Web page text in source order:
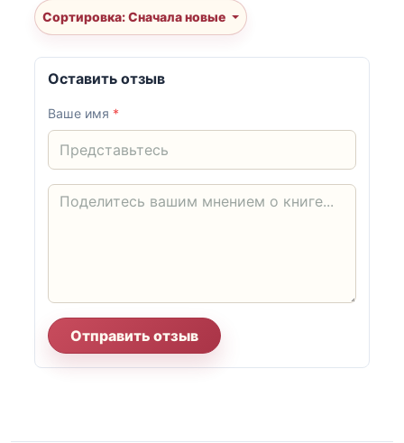
Сортировка: Сначала новые
Оставить отзыв
Ваше имя *
Отправить отзыв